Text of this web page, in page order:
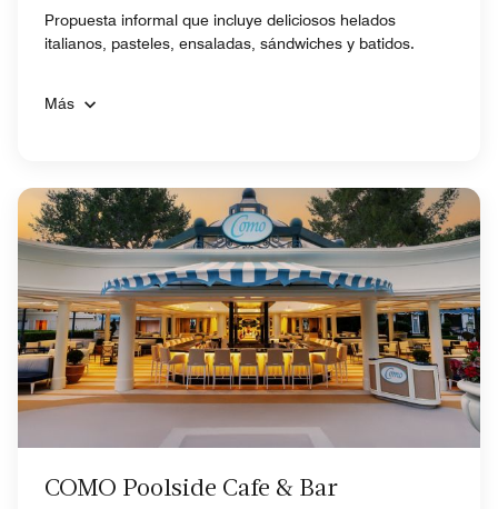
Propuesta informal que incluye deliciosos helados
italianos, pasteles, ensaladas, sándwiches y batidos.
Más
COMO Poolside Cafe & Bar